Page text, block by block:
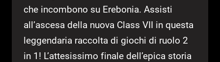
che incombono su Erebonia. Assisti
all’ascesa della nuova Class VII in questa
leggendaria raccolta di giochi di ruolo 2
in 1! L’attesissimo finale dell’epica storia